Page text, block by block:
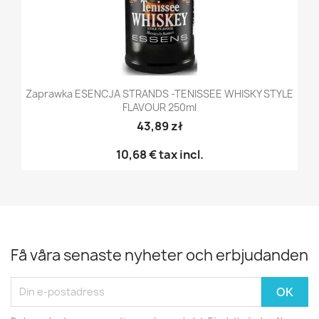
Zaprawka ESENCJA STRANDS -TENISSEE WHISKY STYLE
FLAVOUR 250ml
43,89 zł
10,68 €tax incl.
Få våra senaste nyheter och erbjudanden